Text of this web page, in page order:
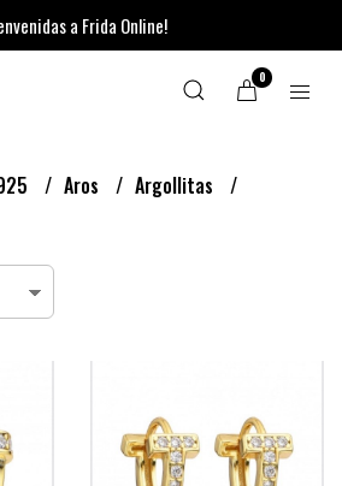
a Frida Online!
0
Aros
Argollitas